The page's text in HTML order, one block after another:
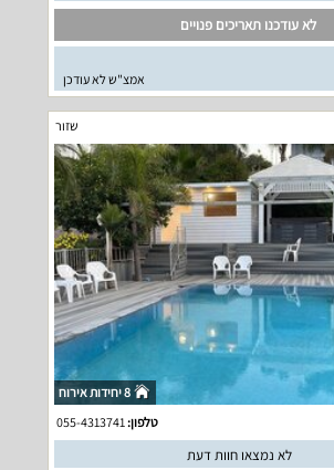
לא עודכנו תאריכים פנויים
אמצ"ש לא עודכן
שזור
8 יחידות אירוח
טלפון:
לא נמצאו חוות דעת